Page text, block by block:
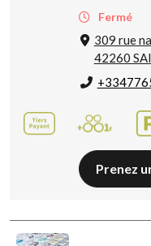
Fermé
309 rue
42260
Prenez